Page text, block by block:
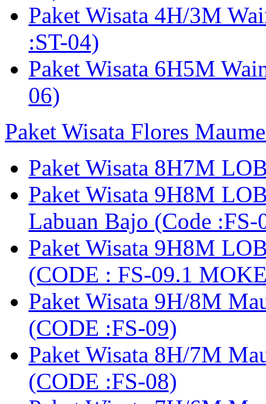
Paket Wisata 4H/3M
:ST-04)
Paket Wisata 6H5M
06)
Paket Wisata Flores
Paket Wisata 8H7M
Paket Wisata 9H8M
Labuan Bajo (Code
Paket Wisata 9H8M
(CODE : FS-09.1
Paket Wisata 9H/8M
(CODE :FS-09)
Paket Wisata 8H/7M
(CODE :FS-08)